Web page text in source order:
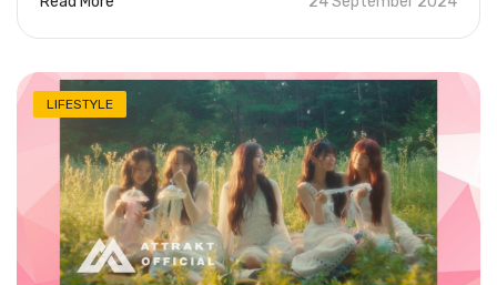
LIFESTYLE